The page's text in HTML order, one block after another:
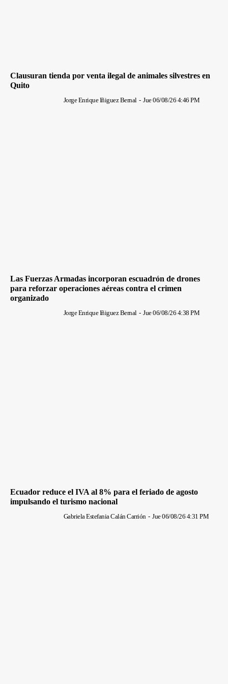
Clausuran tienda por venta ilegal de animales silvestres en
Quito
Jorge Enrique Iñiguez Bernal - Jue 06/08/26 4:46 PM
Las Fuerzas Armadas incorporan escuadrón de drones
para reforzar operaciones aéreas contra el crimen
organizado
Jorge Enrique Iñiguez Bernal - Jue 06/08/26 4:38 PM
Ecuador reduce el IVA al 8% para el feriado de agosto
impulsando el turismo nacional
Gabriela Estefania Calán Carrión - Jue 06/08/26 4:31 PM